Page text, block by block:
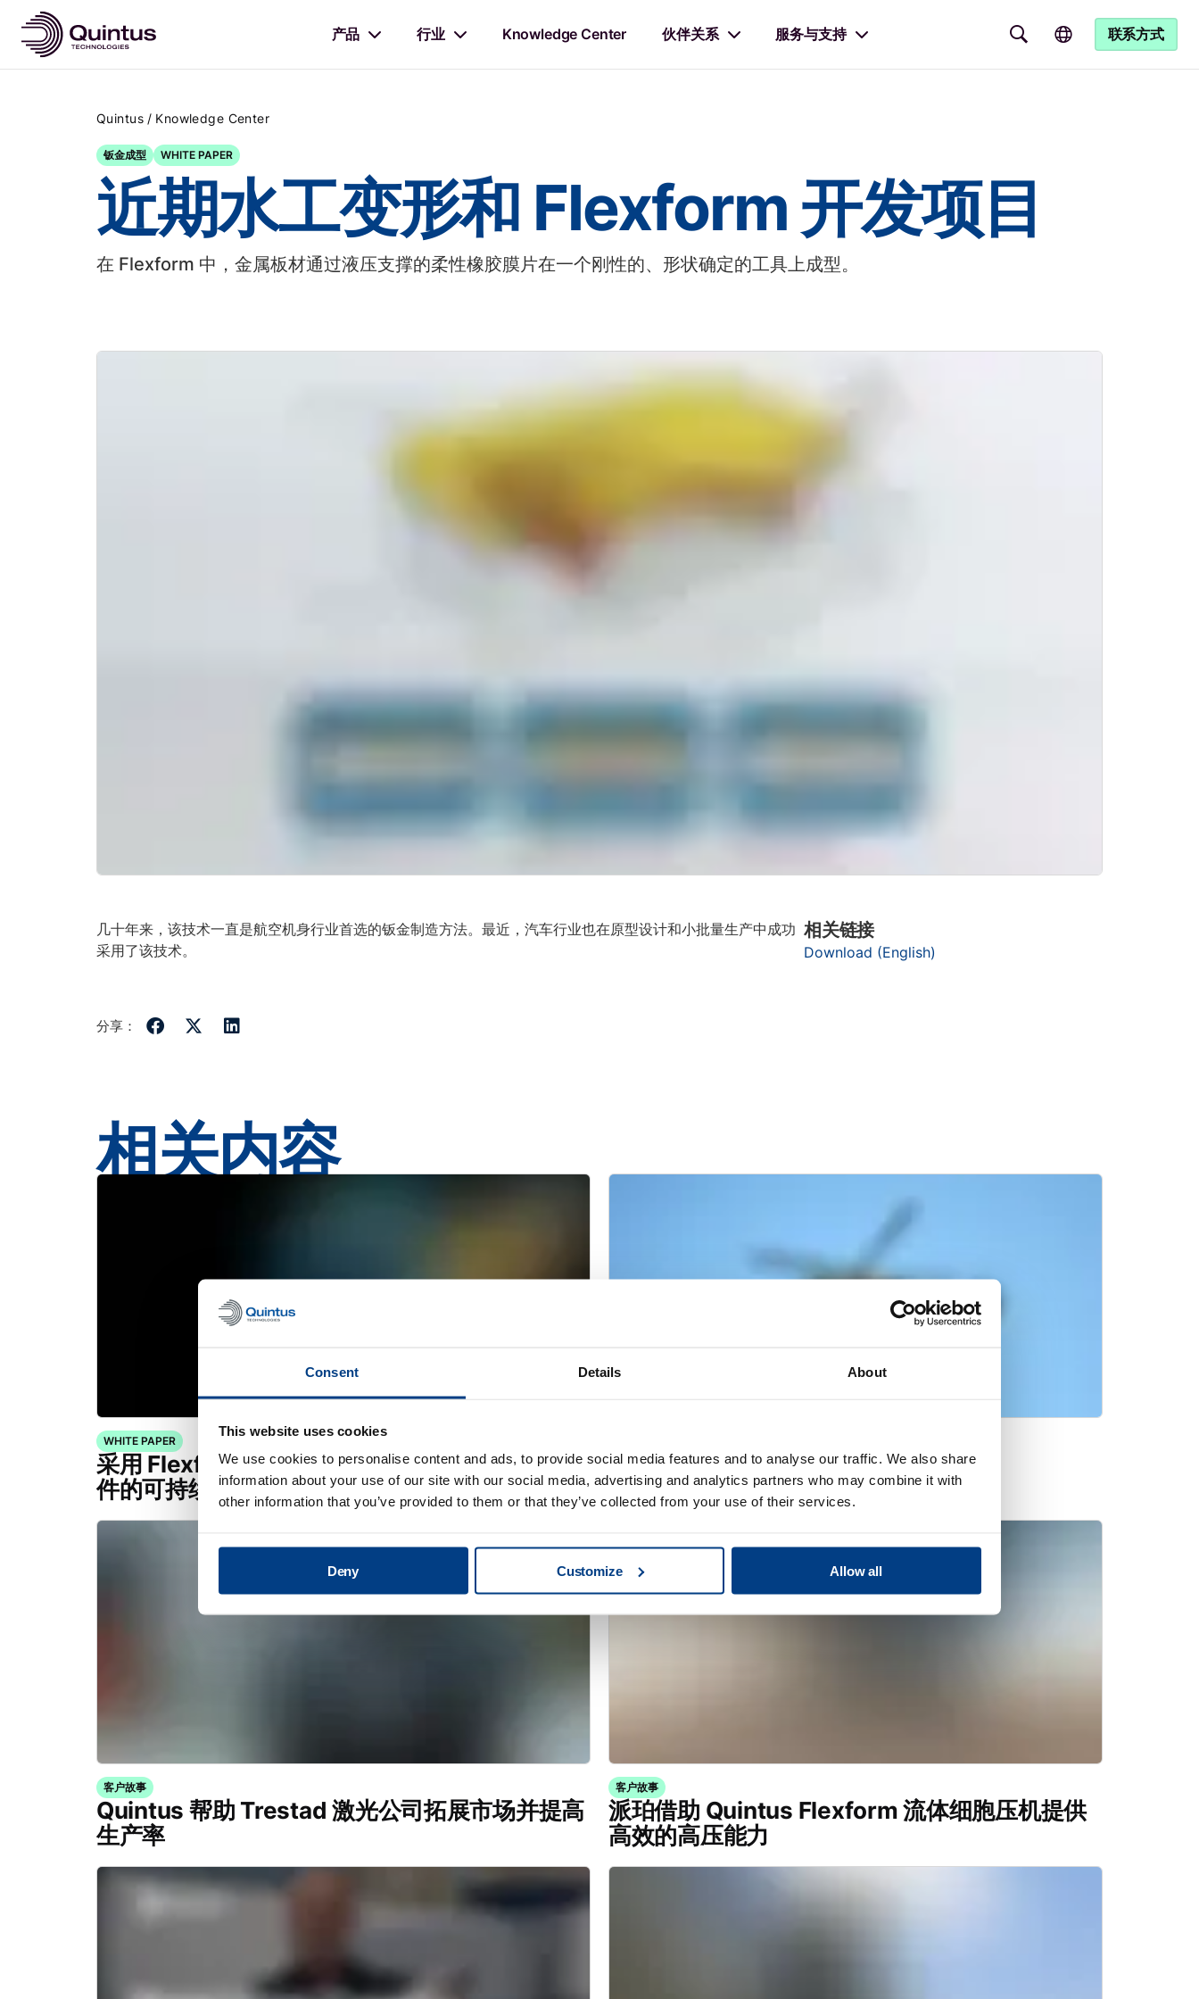
Consent Details About
This website uses cookies
We use cookies to personalise content and ads, to provide social media features and to analyse our traffic. We also share
information about your use of our site with our social media, advertising and analytics partners who may combine it with
other information that you’ve provided to them or that they’ve collected from your use of their services.
Deny Customize Allow all
产品 行业 Knowledge Center 伙伴关系 服务与支持 联系方式
Quintus / Knowledge Center
钣金成型 WHITE PAPER
近期水工变形和 Flexform 开发项目
在 Flexform 中，金属板材通过液压支撑的柔性橡胶膜片在一个刚性的、形状确定的工具上成型。
几十年来，该技术一直是航空机身行业首选的钣金制造方法。最近，汽车行业也在原型设计和小批量生产中成功
采用了该技术。
相关链接
Download (English)
分享：
相关内容
WHITE PAPER
采用 Flexform™ 技术的 718 合金航空发动机部
件的可持续生产潜力
优化钣金成型 – 喷气发动机排气管道
客户故事
Quintus 帮助 Trestad 激光公司拓展市场并提高
生产率
客户故事
派珀借助 Quintus Flexform 流体细胞压机提供
高效的高压能力